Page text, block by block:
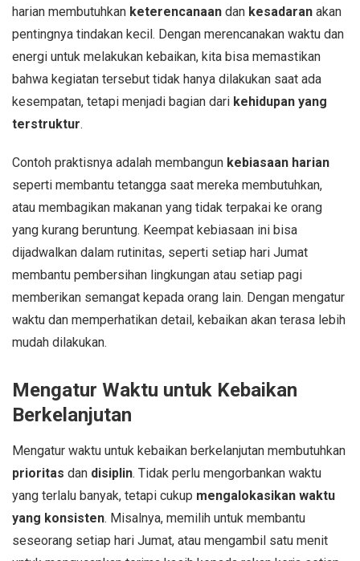
harian membutuhkan keterencanaan dan kesadaran akan
pentingnya tindakan kecil. Dengan merencanakan waktu dan
energi untuk melakukan kebaikan, kita bisa memastikan
bahwa kegiatan tersebut tidak hanya dilakukan saat ada
kesempatan, tetapi menjadi bagian dari kehidupan yang
terstruktur.
Contoh praktisnya adalah membangun kebiasaan harian
seperti membantu tetangga saat mereka membutuhkan,
atau membagikan makanan yang tidak terpakai ke orang
yang kurang beruntung. Keempat kebiasaan ini bisa
dijadwalkan dalam rutinitas, seperti setiap hari Jumat
membantu pembersihan lingkungan atau setiap pagi
memberikan semangat kepada orang lain. Dengan mengatur
waktu dan memperhatikan detail, kebaikan akan terasa lebih
mudah dilakukan.
Mengatur Waktu untuk Kebaikan
Berkelanjutan
Mengatur waktu untuk kebaikan berkelanjutan membutuhkan
prioritas dan disiplin. Tidak perlu mengorbankan waktu
yang terlalu banyak, tetapi cukup mengalokasikan waktu
yang konsisten. Misalnya, memilih untuk membantu
seseorang setiap hari Jumat, atau mengambil satu menit